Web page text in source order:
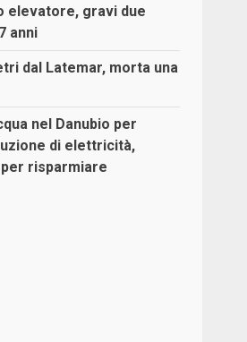
elevatore, gravi due
anni
dal Latemar, morta una
nel Danubio per
di elettricità,
risparmiare